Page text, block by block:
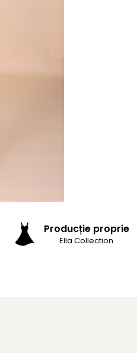
Producție proprie
Ella Collection